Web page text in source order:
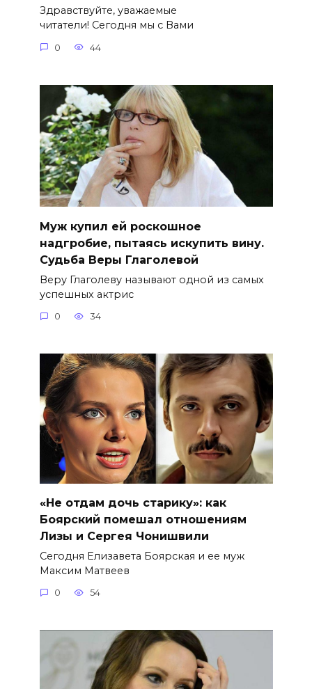
Здравствуйте, уважаемые
читатели! Сегодня мы с Вами
0 44
Муж купил ей роскошное
надгробие, пытаясь искупить вину.
Судьба Веры Глаголевой
Веру Глаголеву называют одной из самых
успешных актрис
0 34
«Не отдам дочь старику»: как
Боярский помешал отношениям
Лизы и Сергея Чонишвили
Сегодня Елизавета Боярская и ее муж
Максим Матвеев
0 54